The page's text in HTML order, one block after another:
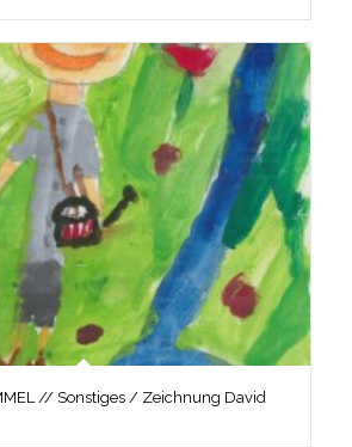
// Sonstiges / Zeichnung David